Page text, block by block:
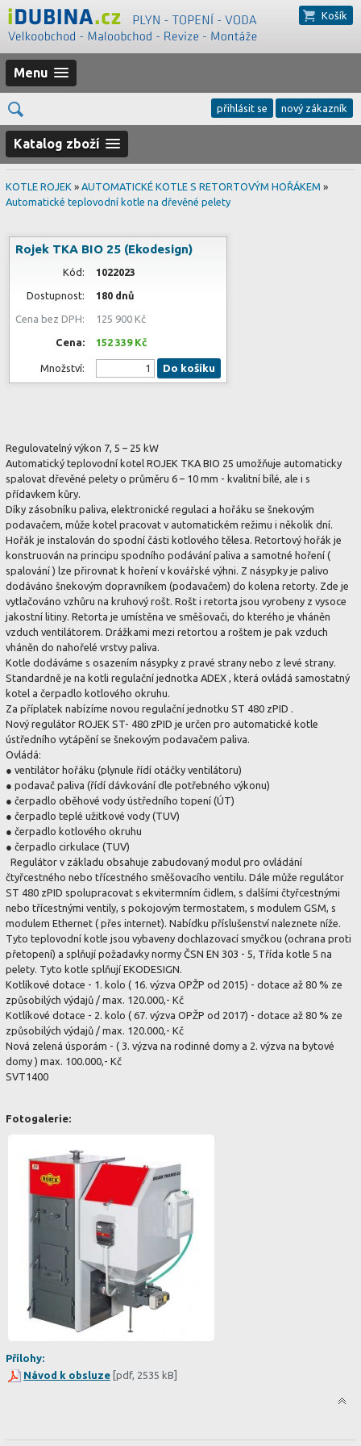
Košík
Menu
přihlásit se nový zákazník
Katalog zboží
KOTLE ROJEK » AUTOMATICKÉ KOTLE S RETORTOVÝM HOŘÁKEM »
Automatické teplovodní kotle na dřevěné pelety
Rojek TKA BIO 25 (Ekodesign)
Kód: 1022023
Dostupnost: 180 dnů
Cena bez DPH: 125 900 Kč
Cena: 152 339 Kč
Množství: Do košíku
Regulovatelný výkon 7, 5 – 25 kW
Automatický teplovodní kotel ROJEK TKA BIO 25 umožňuje automaticky
spalovat dřevěné pelety o průměru 6 – 10 mm - kvalitní bílé, ale i s
přídavkem kůry.
Díky zásobníku paliva, elektronické regulaci a hořáku se šnekovým
podavačem, může kotel pracovat v automatickém režimu i několik dní.
Hořák je instalován do spodní části kotlového tělesa. Retortový hořák je
konstruován na principu spodního podávání paliva a samotné hoření (
spalování ) lze přirovnat k hoření v kovářské výhni. Z násypky je palivo
dodáváno šnekovým dopravníkem (podavačem) do kolena retorty. Zde je
vytlačováno vzhůru na kruhový rošt. Rošt i retorta jsou vyrobeny z vysoce
jakostní litiny. Retorta je umístěna ve směšovači, do kterého je vháněn
vzduch ventilátorem. Drážkami mezi retortou a roštem je pak vzduch
vháněn do nahořelé vrstvy paliva.
Kotle dodáváme s osazením násypky z pravé strany nebo z levé strany.
Standardně je na kotli regulační jednotka ADEX , která ovládá samostatný
kotel a čerpadlo kotlového okruhu.
Za příplatek nabízíme novou regulační jednotku ST 480 zPID .
Nový regulátor ROJEK ST- 480 zPID je určen pro automatické kotle
ústředního vytápění se šnekovým podavačem paliva.
Ovládá:
● ventilátor hořáku (plynule řídí otáčky ventilátoru)
● podavač paliva (řídí dávkování dle potřebného výkonu)
● čerpadlo oběhové vody ústředního topení (ÚT)
● čerpadlo teplé užitkové vody (TUV)
● čerpadlo kotlového okruhu
● čerpadlo cirkulace (TUV)
Regulátor v základu obsahuje zabudovaný modul pro ovládání
čtyřcestného nebo třícestného směšovacího ventilu. Dále může regulátor
ST 480 zPID spolupracovat s ekvitermním čidlem, s dalšími čtyřcestnými
nebo třícestnými ventily, s pokojovým termostatem, s modulem GSM, s
modulem Ethernet ( přes internet). Nabídku příslušenství naleznete níže.
Tyto teplovodní kotle jsou vybaveny dochlazovací smyčkou (ochrana proti
přetopení) a splňují požadavky normy ČSN EN 303 - 5, Třída kotle 5 na
pelety. Tyto kotle splňují EKODESIGN.
Kotlíkové dotace - 1. kolo ( 16. výzva OPŽP od 2015) - dotace až 80 % ze
způsobilých výdajů / max. 120.000,- Kč
Kotlíkové dotace - 2. kolo ( 67. výzva OPŽP od 2017) - dotace až 80 % ze
způsobilých výdajů / max. 120.000,- Kč
Nová zelená úsporám - ( 3. výzva na rodinné domy a 2. výzva na bytové
domy ) max. 100.000,- Kč
SVT1400
Fotogalerie:
Přílohy:
Návod k obsluze [pdf, 2535 kB]